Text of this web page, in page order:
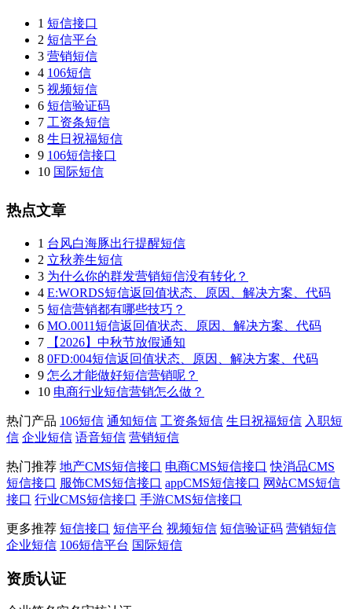
1 短信接口
2 短信平台
3 营销短信
4 106短信
5 视频短信
6 短信验证码
7 工资条短信
8 生日祝福短信
9 106短信接口
10 国际短信
热点文章
1 台风白海豚出行提醒短信
2 立秋养生短信
3 为什么你的群发营销短信没有转化？
4 E:WORDS短信返回值状态、原因、解决方案、代码
5 短信营销都有哪些技巧？
6 MO.0011短信返回值状态、原因、解决方案、代码
7
【2026】中秋节放假通知
8 0FD:004短信返回值状态、原因、解决方案、代码
9 怎么才能做好短信营销呢？
10 电商行业短信营销怎么做？
热门产品 106短信 通知短信 工资条短信 生日祝福短信 入职短
信 企业短信 语音短信 营销短信
热门推荐 地产CMS短信接口 电商CMS短信接口 快消品CMS
短信接口 服饰CMS短信接口 appCMS短信接口 网站CMS短信
接口 行业CMS短信接口 手游CMS短信接口
更多推荐 短信接口 短信平台 视频短信 短信验证码 营销短信
企业短信 106短信平台 国际短信
资质认证